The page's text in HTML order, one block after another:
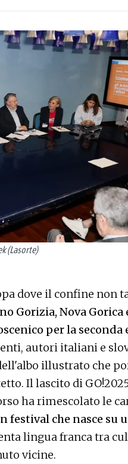
(Lasorte)
dove il confine non
Gorizia, Nova Gorica
per la seconda
autori italiani e
illustrato che
Il lascito di
ha rimescolato le
festival che nasce su
lingua franca tra
vicine.